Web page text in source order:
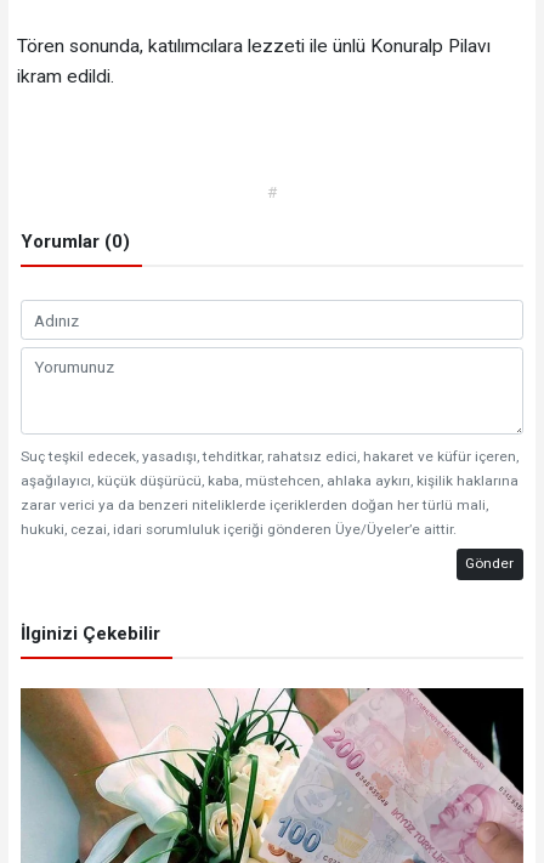
Tören sonunda, katılımcılara lezzeti ile ünlü Konuralp Pilavı
ikram edildi.
#
Yorumlar (0)
Suç teşkil edecek, yasadışı, tehditkar, rahatsız edici, hakaret ve küfür içeren,
aşağılayıcı, küçük düşürücü, kaba, müstehcen, ahlaka aykırı, kişilik haklarına
zarar verici ya da benzeri niteliklerde içeriklerden doğan her türlü mali,
hukuki, cezai, idari sorumluluk içeriği gönderen Üye/Üyeler’e aittir.
Gönder
İlginizi Çekebilir